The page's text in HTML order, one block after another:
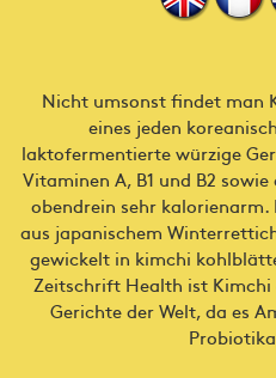
Nicht umsonst findet man
eines jeden
laktofermentierte würzige
Vitaminen A, B1 und B2
obendrein sehr
aus japanischem
gewickelt in kimchi
Zeitschrift Health ist Kimchi
Gerichte der Welt, da es